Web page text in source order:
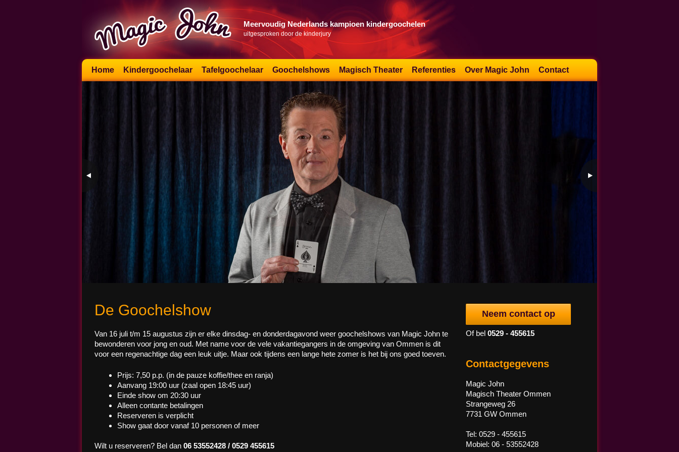
Magic John
Meervoudig Nederlands kampioen kindergoochelen
uitgesproken door de kinderjury
Skip
to
Home Kindergoochelaar Tafelgoochelaar Goochelshows Magisch Theater Referenties Over Magic John Contact
De Goochelshow
Van 16 juli t/m 15 augustus zijn er elke dinsdag- en donderdagavond weer goochelshows van Magic John te
bewonderen voor jong en oud. Met name voor de vele vakantiegangers in de omgeving van Ommen is dit
voor een regenachtige dag een leuk uitje. Maar ook tijdens een lange hete zomer is het bij ons goed toeven.
Prijs: 7,50 p.p. (in de pauze koffie/thee en ranja)
Aanvang 19:00 uur (zaal open 18:45 uur)
Einde show om 20:30 uur
Alleen contante betalingen
Reserveren is verplicht
Show gaat door vanaf 10 personen of meer
Wilt u reserveren? Bel dan 06 53552428 / 0529 455615
Neem contact op
Of bel 0529 - 455615
Contactgegevens
Magic John
Magisch Theater Ommen
Strangeweg 26
7731 GW Ommen
Tel: 0529 - 455615
Mobiel: 06 - 53552428